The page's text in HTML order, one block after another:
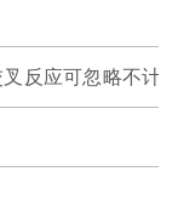
反应可忽略不计